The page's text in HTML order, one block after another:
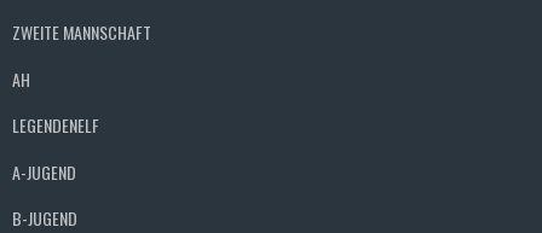
ZWEITE MANNSCHAFT
AH
LEGENDENELF
A-JUGEND
B-JUGEND